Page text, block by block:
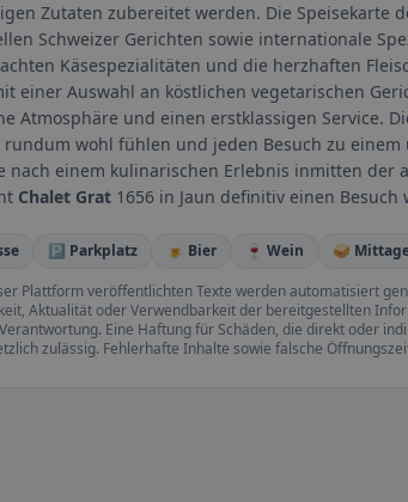
Zutaten zubereitet werden. Die Speisekarte
Schweizer Gerichten sowie internationale
Käsespezialitäten und die herzhaften
einer Auswahl an köstlichen vegetarischen
Atmosphäre und einen erstklassigen Service.
rundum wohl fühlen und jeden Besuch zu
nach einem kulinarischen Erlebnis inmitten der
Chalet Grat 1656 in Jaun definitiv einen Besuch
🅿️ Parkplatz 🍺 Bier 🍷 Wein 🥪
Plattform veröffentlichten Texte werden automatisiert
Aktualität oder Verwendbarkeit der bereitgestellten
Eine Haftung für Schäden, die direkt oder
zulässig. Fehlerhafte Inhalte sowie falsche